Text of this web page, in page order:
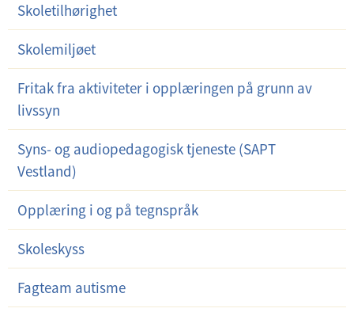
Skoletilhørighet
Skolemiljøet
Fritak fra aktiviteter i opplæringen på grunn av
livssyn
Syns- og audiopedagogisk tjeneste (SAPT
Vestland)
Opplæring i og på tegnspråk
Skoleskyss
Fagteam autisme